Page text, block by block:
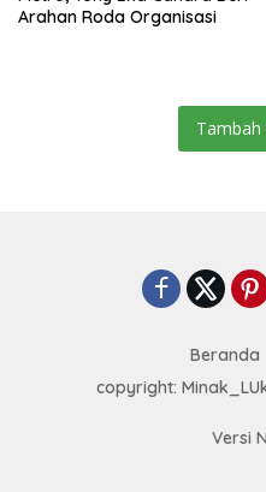
Arahan Roda Organisasi
Beranda
copyright:
Versi